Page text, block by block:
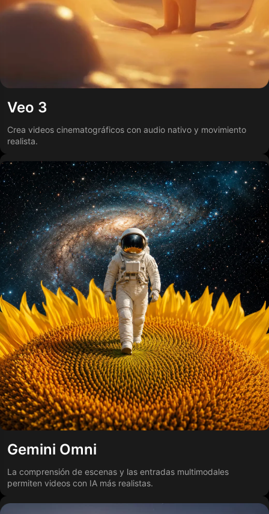
Veo 3
Crea videos cinematográficos con audio nativo y movimiento
realista.
Gemini Omni
La comprensión de escenas y las entradas multimodales
permiten videos con IA más realistas.